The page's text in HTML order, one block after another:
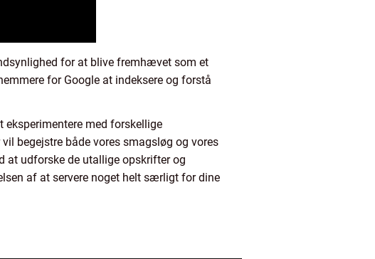
for at blive fremhævet som et
for Google at indeksere og forstå
med forskellige
begejstre både vores smagsløg og vores
at udforske de utallige opskrifter og
af at servere noget helt særligt for dine